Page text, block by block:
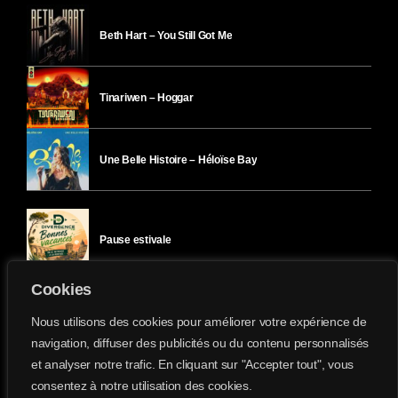
Cookies
Nous utilisons des cookies pour améliorer votre expérience de
navigation, diffuser des publicités ou du contenu personnalisés
et analyser notre trafic. En cliquant sur "Accepter tout", vous
consentez à notre utilisation des cookies.
Beth Hart – You Still Got Me
Tinariwen – Hoggar
Une Belle Histoire – Héloïse Bay
Pause estivale
Ici l’Ombre – mardi 28 juillet